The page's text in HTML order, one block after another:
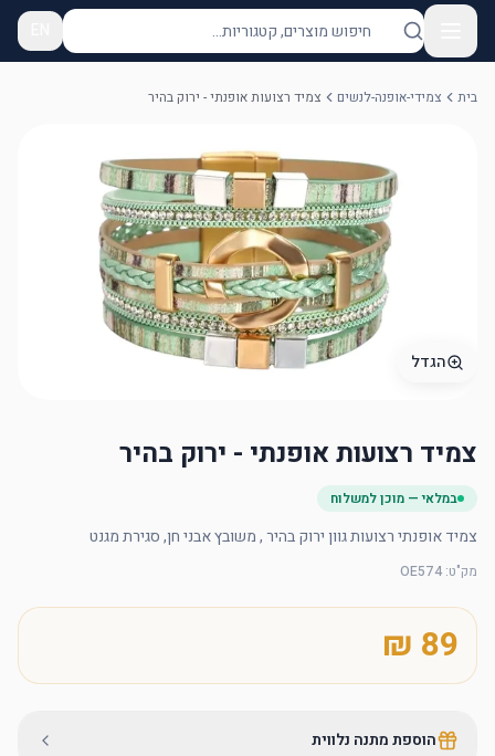
בית צמידי-אופנה-לנשים צמיד רצועות אופנתי - ירוק בהיר
הגדל
צמיד רצועות אופנתי - ירוק בהיר
במלאי — מוכן למשלוח
צמיד אופנתי רצועות גוון ירוק בהיר , משובץ אבני חן, סגירת מגנט
מק"ט:
OE574
הוספת מתנה נלווית